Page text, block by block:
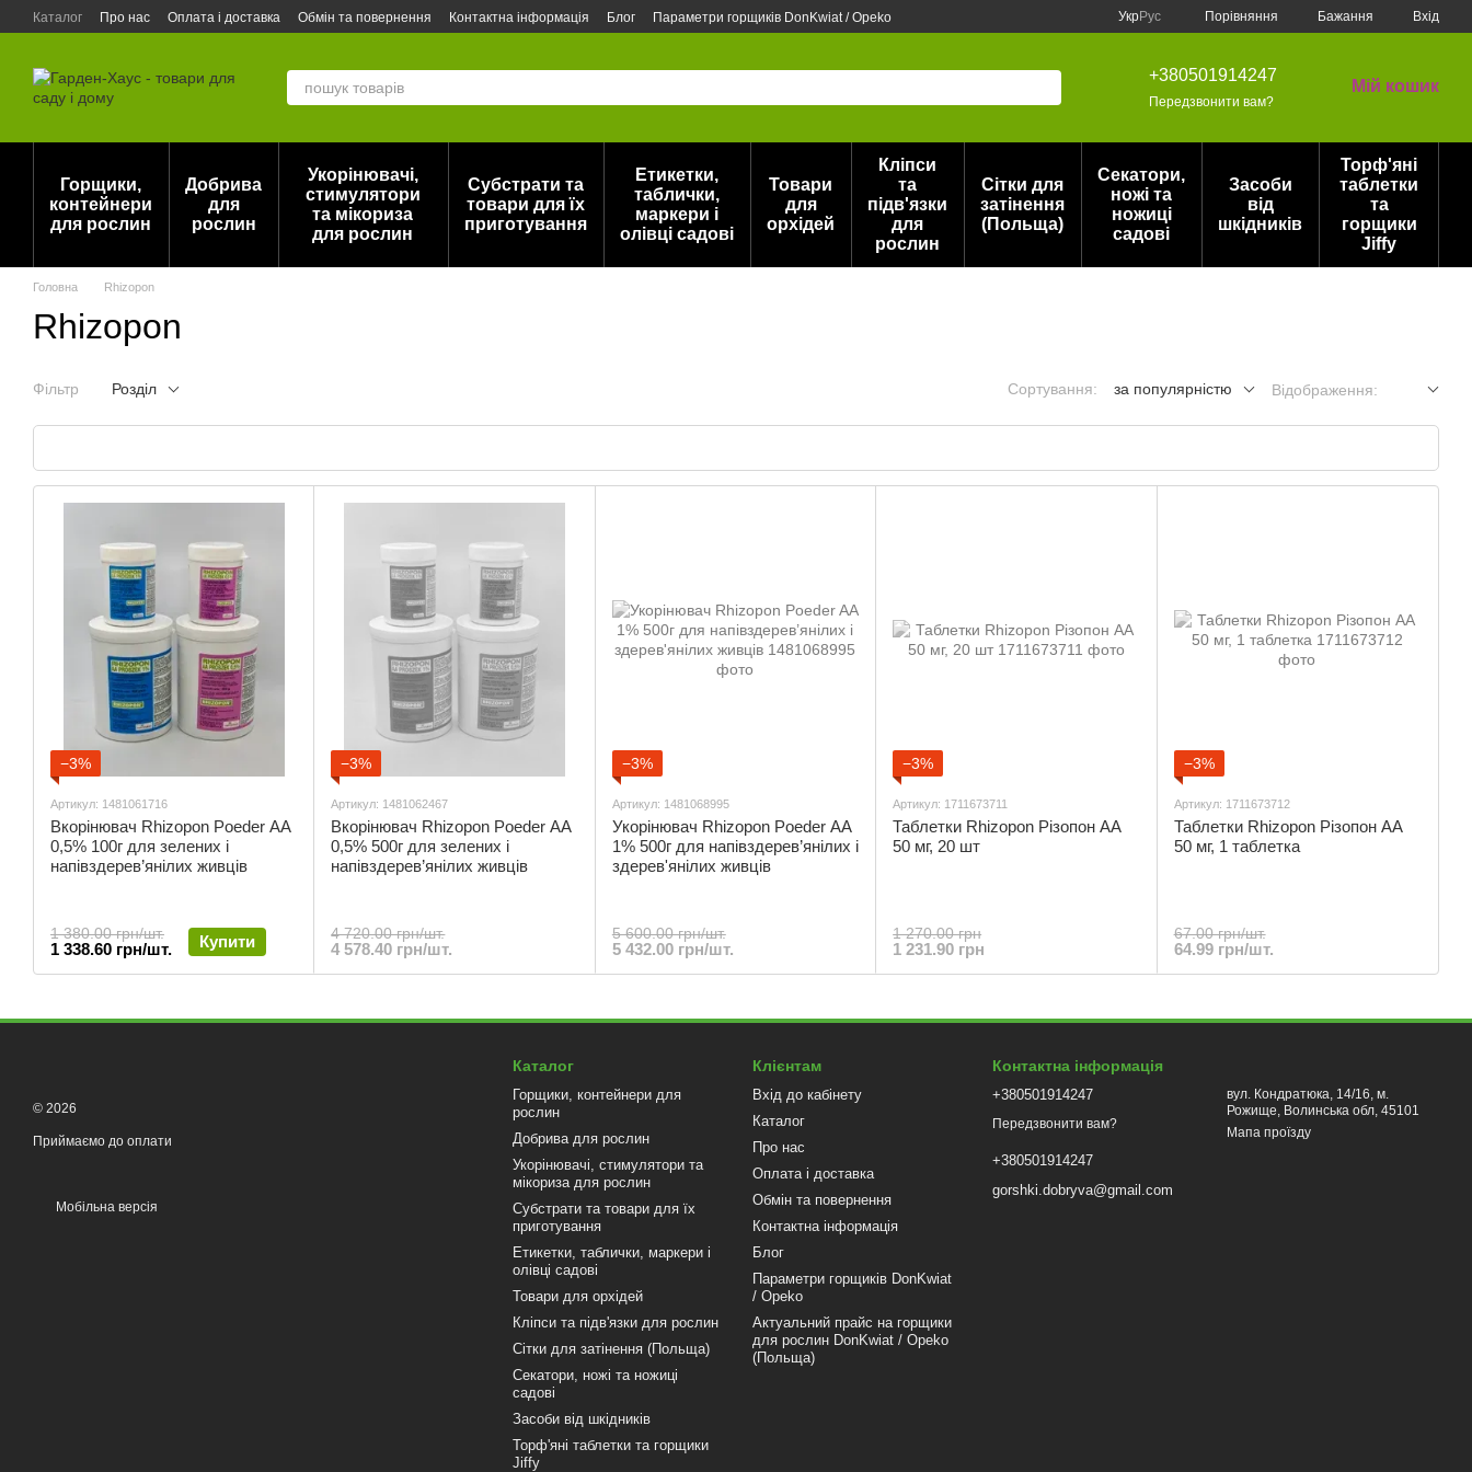
Перейти до основного контенту
Каталог Про нас Оплата і доставка Обмін та повернення Контактна інформація Блог
Параметри горщиків DonKwiat / Opeko
УкрРус Порівняння Бажання Вхід
+380501914247
Передзвонити вам?
Мій кошик
Горщики,
контейнери
для рослин
Добрива
для
рослин
Укорінювачі,
стимулятори
та мікориза
для рослин
Субстрати та
товари для їх
приготування
Етикетки,
таблички,
маркери і
олівці садові
Товари
для
орхідей
Кліпси
та
підв'язки
для
рослин
Сітки для
затінення
(Польща)
Секатори,
ножі та
ножиці
садові
Засоби
від
шкідників
Торф'яні
таблетки
та
горщики
Jiffy
Головна Rhizopon
Rhizopon
Фільтр Розділ Сортування: за популярністю Відображення:
−3%
Артикул: 1481061716
Вкорінювач Rhizopon Poeder AA
0,5% 100г для зелених і
напівздерев’янілих живців
1 380.00 грн/шт.
1 338.60 грн/шт. Купити
−3%
Артикул: 1481062467
Вкорінювач Rhizopon Poeder AA
0,5% 500г для зелених і
напівздерев’янілих живців
4 720.00 грн/шт.
4 578.40 грн/шт.
−3%
Артикул: 1481068995
Укорінювач Rhizopon Poeder AA
1% 500г для напівздерев’янілих і
здерев'янілих живців
5 600.00 грн/шт.
5 432.00 грн/шт.
−3%
Артикул: 1711673711
Таблетки Rhizopon Різопон АА
50 мг, 20 шт
1 270.00 грн
1 231.90 грн
−3%
Артикул: 1711673712
Таблетки Rhizopon Різопон АА
50 мг, 1 таблетка
67.00 грн/шт.
64.99 грн/шт.
© 2026
Приймаємо до оплати
Мобільна версія
Каталог
Горщики, контейнери для
рослин
Добрива для рослин
Укорінювачі, стимулятори та
мікориза для рослин
Субстрати та товари для їх
приготування
Етикетки, таблички, маркери і
олівці садові
Товари для орхідей
Кліпси та підв'язки для рослин
Сітки для затінення (Польща)
Секатори, ножі та ножиці
садові
Засоби від шкідників
Торф'яні таблетки та горщики
Jiffy
Клієнтам
Вхід до кабінету
Каталог
Про нас
Оплата і доставка
Обмін та повернення
Контактна інформація
Блог
Параметри горщиків DonKwiat
/ Opeko
Актуальний прайс на горщики
для рослин DonKwiat / Opeko
(Польща)
Контактна інформація
+380501914247
Передзвонити вам?
+380501914247
gorshki.dobryva@gmail.com
вул. Кондратюка, 14/16, м.
Рожище, Волинська обл, 45101
Мапа проїзду